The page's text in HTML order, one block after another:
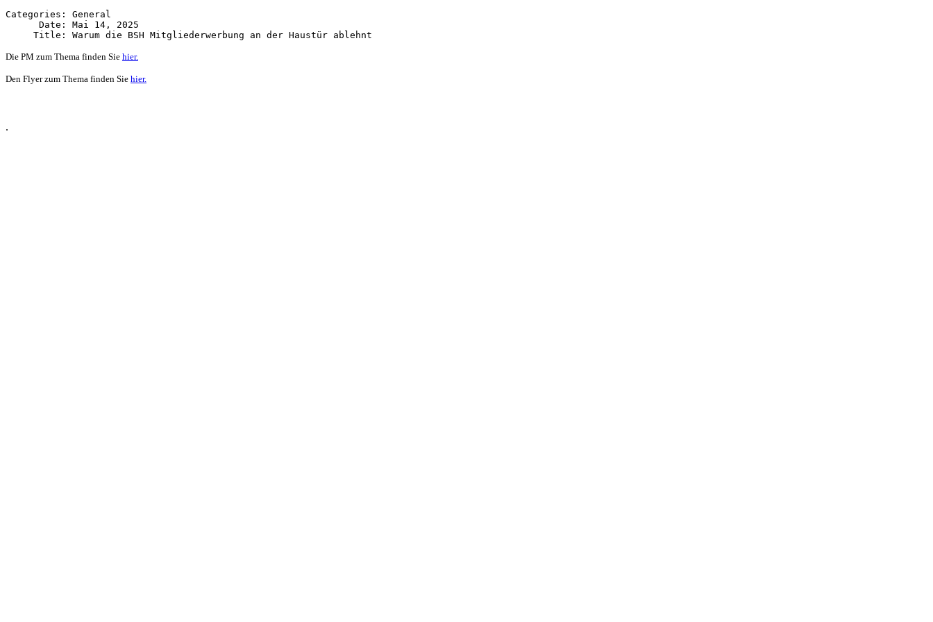
Categories: General
      Date: Mai 14, 2025
Die PM zum Thema finden Sie hier.
Den Flyer zum Thema finden Sie hier.
.